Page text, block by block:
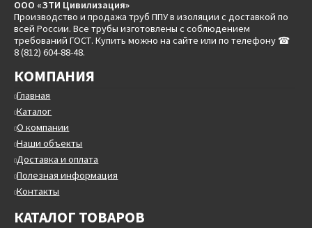
ООО «ЗТИ Цивилизация»
Производство и продажа труб ППУ в изоляции с доставкой по
всей России. Все трубы изготовлены с соблюдением
требований ГОСТ. Купить можно на сайте или по телефону ☎
8 (812) 604-88-48.
КОМПАНИЯ
Главная
Каталог
О компании
Наши объекты
Доставка и оплата
Полезная информация
Контакты
КАТАЛОГ ТОВАРОВ